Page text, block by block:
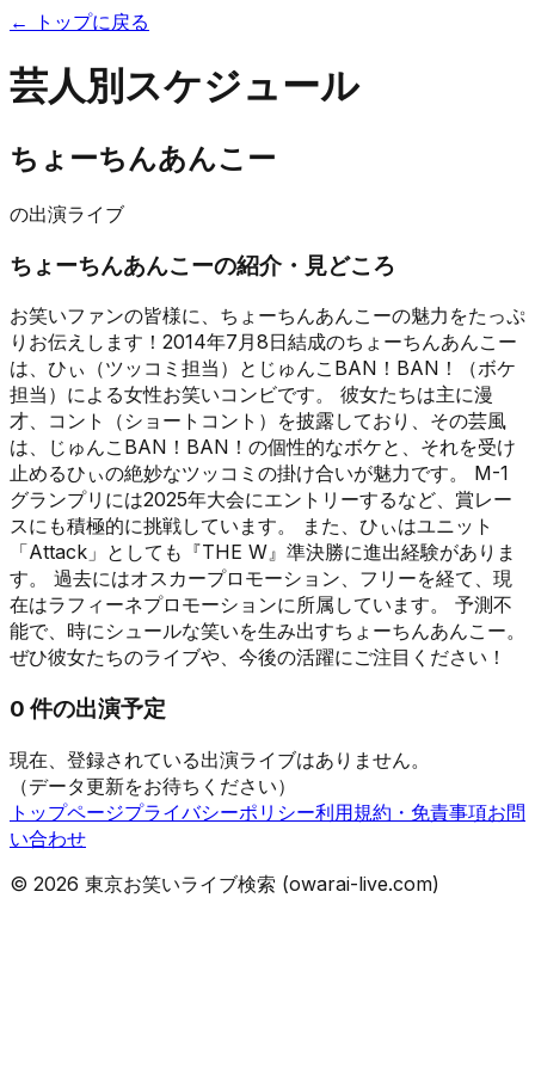
← トップに戻る
芸人別スケジュール
ちょーちんあんこー
の出演ライブ
ちょーちんあんこーの紹介・見どころ
お笑いファンの皆様に、ちょーちんあんこーの魅力をたっぷ
りお伝えします！2014年7月8日結成のちょーちんあんこー
は、ひぃ（ツッコミ担当）とじゅんこBAN！BAN！（ボケ
担当）による女性お笑いコンビです。 彼女たちは主に漫
才、コント（ショートコント）を披露しており、その芸風
は、じゅんこBAN！BAN！の個性的なボケと、それを受け
止めるひぃの絶妙なツッコミの掛け合いが魅力です。 M-1
グランプリには2025年大会にエントリーするなど、賞レー
スにも積極的に挑戦しています。 また、ひぃはユニット
「Attack」としても『THE W』準決勝に進出経験がありま
す。 過去にはオスカープロモーション、フリーを経て、現
在はラフィーネプロモーションに所属しています。 予測不
能で、時にシュールな笑いを生み出すちょーちんあんこー。
ぜひ彼女たちのライブや、今後の活躍にご注目ください！
0 件の出演予定
現在、登録されている出演ライブはありません。
（データ更新をお待ちください）
トップページプライバシーポリシー利用規約・免責事項お問
い合わせ
© 2026 東京お笑いライブ検索 (owarai-live.com)